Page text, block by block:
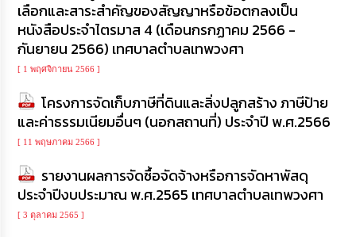
เลือกและสาระสำคัญของสัญญาหรือข้อตกลงเป็น
หนังสือประจำไตรมาส 4 (เดือนกรกฏาคม 2566 -
กันยายน 2566) เทศบาลตำบลเทพวงศา
[ 1 พฤศจิกายน 2566 ]
โครงการจัดเก็บภาษีที่ดินและสิ่งปลูกสร้าง ภาษีป้าย
และค่าธรรมเนียมอื่นๆ (นอกสถานที่) ประจำปี พ.ศ.2566
[ 11 พฤษภาคม 2566 ]
รายงานผลการจัดซื้อจัดจ้างหรือการจัดหาพัสดุ
ประจำปีงบประมาณ พ.ศ.2565 เทศบาลตำบลเทพวงศา
[ 3 ตุลาคม 2565 ]